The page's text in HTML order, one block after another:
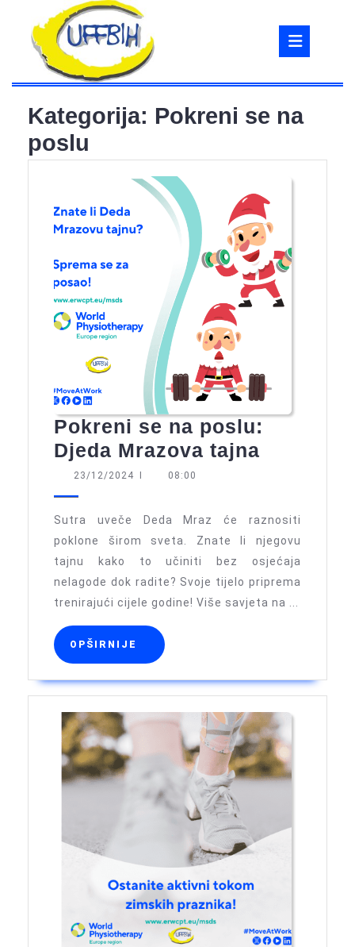
content
Kategorija: Pokreni se na
poslu
Pokreni se na poslu:
Djeda Mrazova tajna
poslu:
Djeda
Mrazova
tajna
23/12/2024 23/12/2024
I 08:00
Sutra uveče Deda Mraz će raznositi
poklone širom sveta. Znate li njegovu
tajnu kako to učiniti bez osjećaja
nelagode dok radite? Svoje tijelo priprema
trenirajući cijele godine! Više savjeta na ...
OPŠIRNIJE OPŠIRNIJE